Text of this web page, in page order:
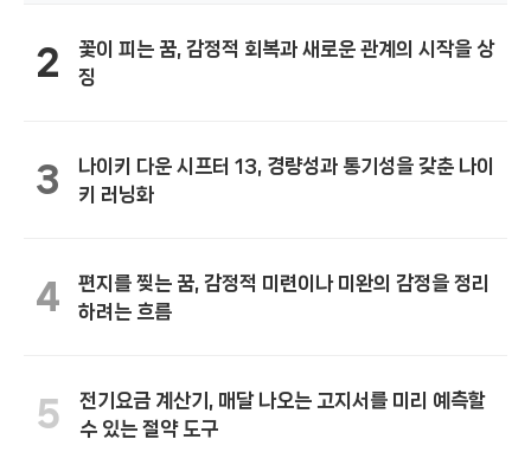
2
꽃이 피는 꿈, 감정적 회복과 새로운 관계의 시작을 상
징
3
나이키 다운 시프터 13, 경량성과 통기성을 갖춘 나이
키 러닝화
4
편지를 찢는 꿈, 감정적 미련이나 미완의 감정을 정리
하려는 흐름
5
전기요금 계산기, 매달 나오는 고지서를 미리 예측할
수 있는 절약 도구